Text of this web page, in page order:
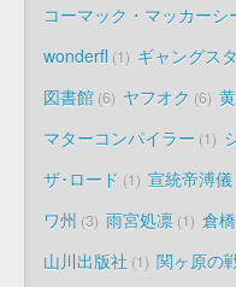
コーマック・マッカーシ
wonderfl 1 ギャングス
図書館 6 ヤフオク 6
マターコンパイラー 1
ザ･ロード 1 宣統帝溥儀
ワ州 3 雨宮処凛 1 倉
山川出版社 1 関ヶ原の